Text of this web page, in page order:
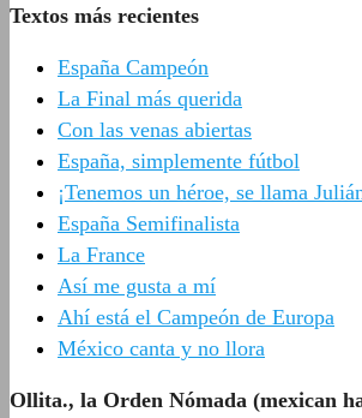
Textos más recientes
España Campeón
La Final más querida
Con las venas abiertas
España, simplemente fútbol
¡Tenemos un héroe, se llama
España Semifinalista
La France
Así me gusta a mí
Ahí está el Campeón de Europa
México canta y no llora
Ollita., la Orden Nómada (mexican